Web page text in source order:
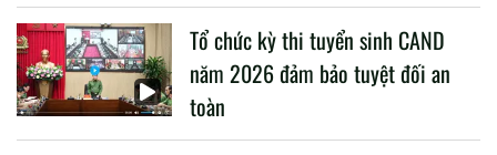
liên quan đến công tác giáo dục và đào tạo của lực lượng
CAND.
Tổ chức kỳ thi tuyển sinh CAND
năm 2026 đảm bảo tuyệt đối an
toàn